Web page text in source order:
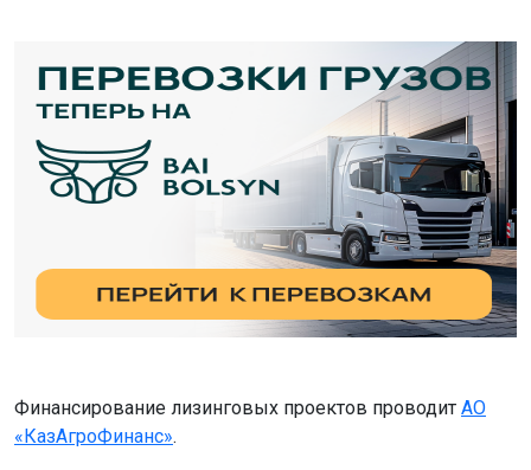
Финансирование лизинговых проектов проводит АО
«КазАгроФинанс».